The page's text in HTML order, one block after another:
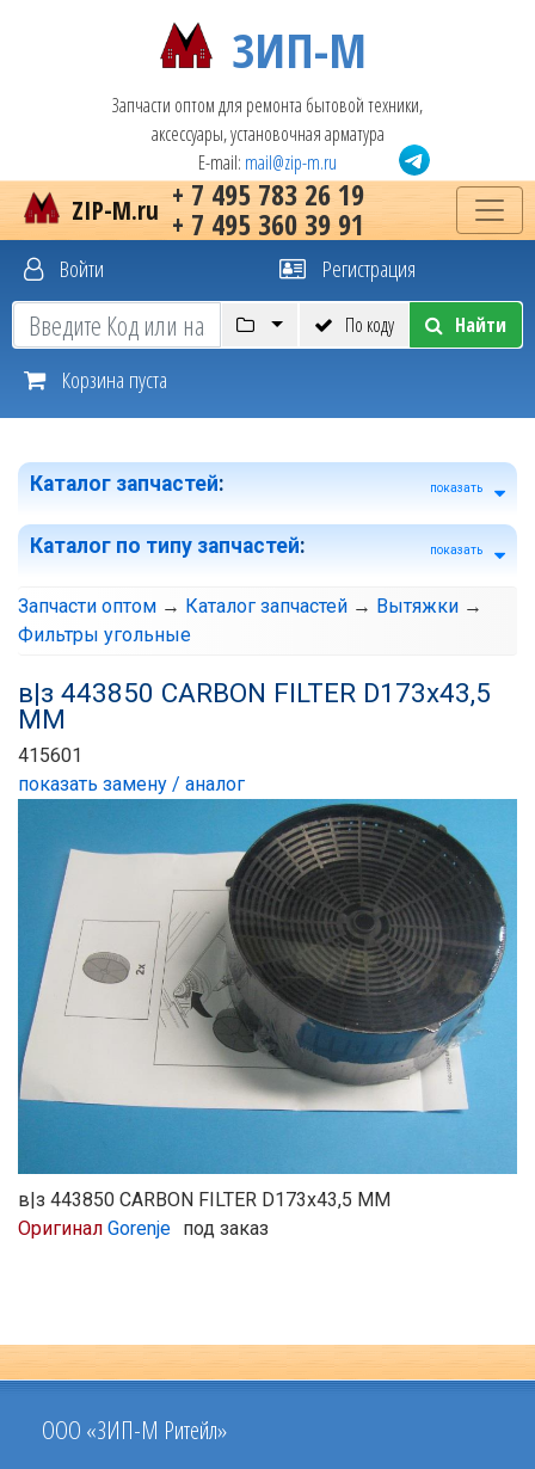
ЗИП-М
Запчасти оптом для ремонта бытовой техники,
аксессуары, установочная арматура
E-mail: mail@zip-m.ru
+ 7 495 783 26 19
+ 7 495 360 39 91
ZIP-M.ru
Войти Регистрация
По коду Найти
Корзина пуста
Каталог запчастей: показать
Каталог по типу запчастей: показать
Запчасти оптом → Каталог запчастей → Вытяжки →
Фильтры угольные
в|з 443850 CARBON FILTER D173x43,5
MM
415601
показать замену / аналог
в|з 443850 CARBON FILTER D173x43,5 MM
Оригинал Gorenje под заказ
ООО «ЗИП-М Ритейл»